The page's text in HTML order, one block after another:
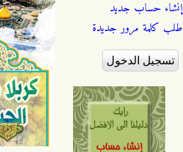
إنشاء حساب جديد
طلب كلمة مرور جديدة